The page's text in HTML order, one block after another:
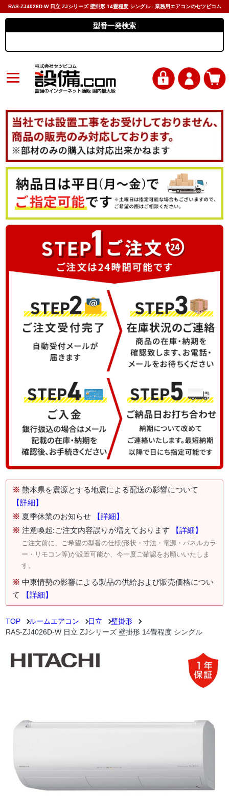
RAS-ZJ4026D-W 日立 ZJシリーズ 壁掛形 14畳程度 シングル - 業務用エアコンのセツビコム
型番一発検索
※ 熊本県を震源とする地震による配送の影響について
【詳細】
※ 夏季休業のお知らせ
【詳細】
※ 注意喚起:ご注文内容誤りが増えております 【詳細】
ご注文前に、ご希望の型番の仕様(形状・寸法・電源・パネルカラ
ー・リモコン等)が設置可能か、今一度ご確認をお願いいたしま
す。
※ 中東情勢の影響による製品の供給および販売価格につい
て
【詳細】
TOP ルームエアコン 日立
壁掛形
RAS-ZJ4026D-W 日立 ZJシリーズ 壁掛形 14畳程度 シングル